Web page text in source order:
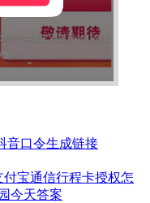
音口令生成链接
付宝通信行程卡授权怎
今天答案